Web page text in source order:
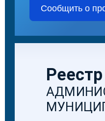
Сообщить о